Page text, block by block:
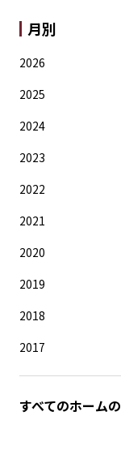
月別
2026
2025
2024
2023
2022
2021
2020
2019
2018
2017
すべてのホームの